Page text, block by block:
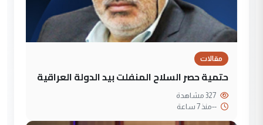
مقالات
حتمية حصر السلاح المنفلت بيد الدولة العراقية
--منذ 7 ساعة